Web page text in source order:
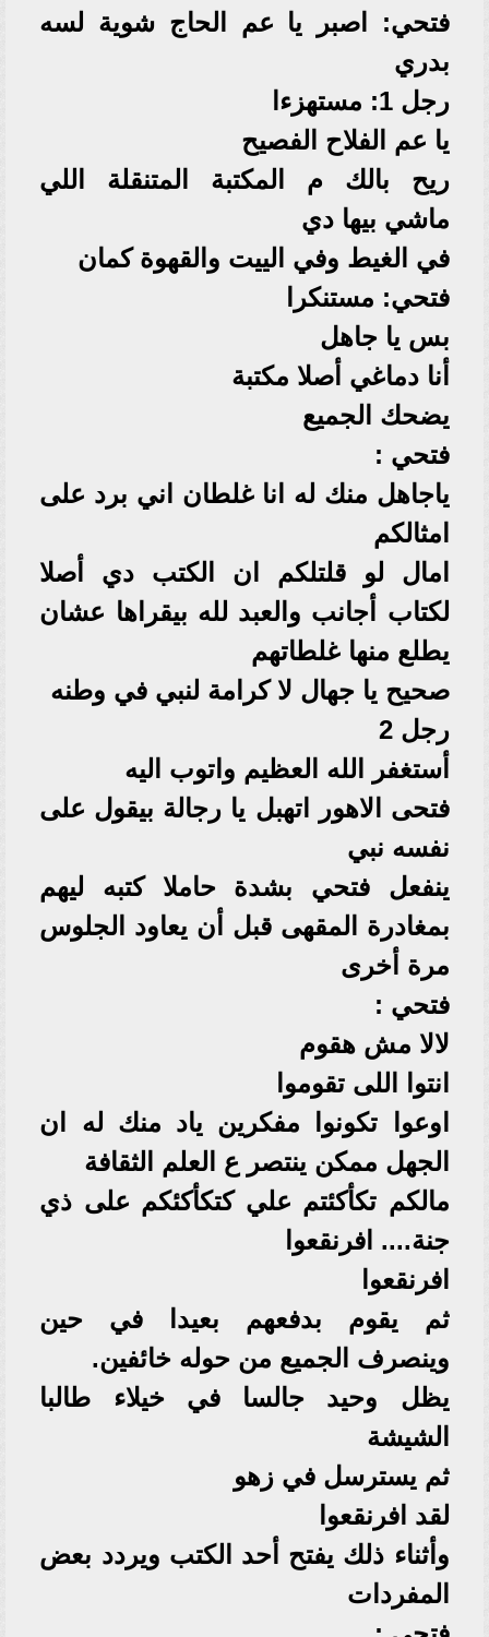
فتحي: اصبر يا عم الحاج شوية لسه
بدري
رجل 1: مستهزءا
يا عم الفلاح الفصيح
ريح بالك م المكتبة المتنقلة اللي
ماشي بيها دي
في الغيط وفي الييت والقهوة كمان
فتحي: مستنكرا
بس يا جاهل
أنا دماغي أصلا مكتبة
يضحك الجميع
فتحي :
ياجاهل منك له انا غلطان اني برد على
امثالكم
امال لو قلتلكم ان الكتب دي أصلا
لكتاب أجانب والعبد لله بيقراها عشان
يطلع منها غلطاتهم
صحيح يا جهال لا كرامة لنبي في وطنه
رجل 2
أستغفر الله العظيم واتوب اليه
فتحى الاهور اتهبل يا رجالة بيقول على
نفسه نبي
ينفعل فتحي بشدة حاملا كتبه ليهم
بمغادرة المقهى قبل أن يعاود الجلوس
مرة أخرى
فتحي :
لالا مش هقوم
انتوا اللى تقوموا
اوعوا تكونوا مفكرين ياد منك له ان
الجهل ممكن ينتصر ع العلم الثقافة
مالكم تكأكئتم علي كتكأكئكم على ذي
جنة.... افرنقعوا
افرنقعوا
ثم يقوم بدفعهم بعيدا في حين
وينصرف الجميع من حوله خائفين.
يظل وحيد جالسا في خيلاء طالبا
الشيشة
ثم يسترسل في زهو
لقد افرنقعوا
وأثناء ذلك يفتح أحد الكتب ويردد بعض
المفردات